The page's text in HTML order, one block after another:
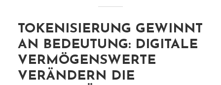
TOKENISIERUNG GEWINNT
AN BEDEUTUNG: DIGITALE
VERMÖGENSWERTE
VERÄNDERN DIE